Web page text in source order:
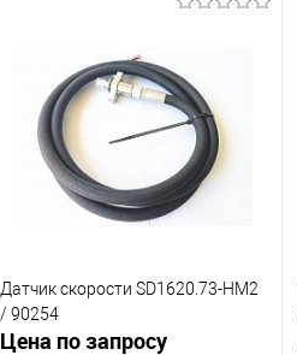
В корзину
К сравнению
В избранное
Под заказ
Датчик скорости SD1620.73-HM2
/ 90254
Цена по запросу